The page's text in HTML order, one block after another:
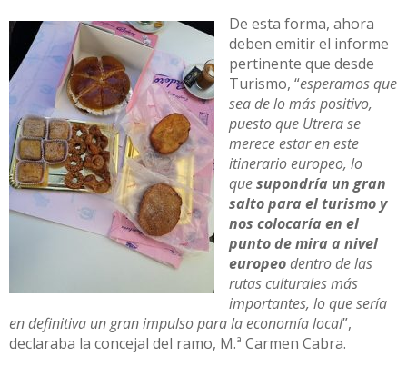
De esta forma, ahora
deben emitir el informe
pertinente que desde
Turismo, “esperamos que
sea de lo más positivo,
puesto que Utrera se
merece estar en este
itinerario europeo, lo
quesupondría un gran
salto para el turismo y
nos colocaría en el
punto de mira a nivel
europeodentro de las
rutas culturales más
importantes, lo que sería
en definitiva un gran impulso para la economía local”,
declaraba la concejal del ramo, M.ª Carmen Cabra.